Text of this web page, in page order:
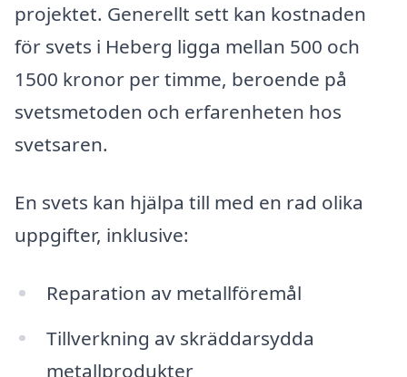
projektet. Generellt sett kan kostnaden
för svets i Heberg ligga mellan 500 och
1500 kronor per timme, beroende på
svetsmetoden och erfarenheten hos
svetsaren.
En svets kan hjälpa till med en rad olika
uppgifter, inklusive:
Reparation av metallföremål
Tillverkning av skräddarsydda
metallprodukter